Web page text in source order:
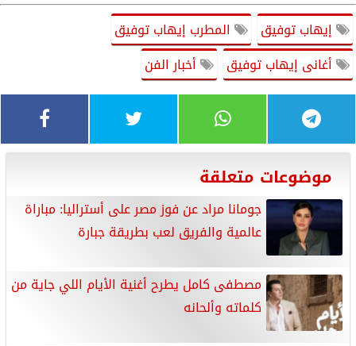
إيهاب توفيق
المطرب إيهاب توفيق
أغانى إيهاب توفيق
أخبار الفن
موضوعات متعلقة
جومانا مراد عن فوز مصر على أستراليا: مباراة
عالمية والفريق لعب بطريقة جبارة
مصطفى كامل يطرح أغنية الأيام اللي جاية من
كلماته وألحانه